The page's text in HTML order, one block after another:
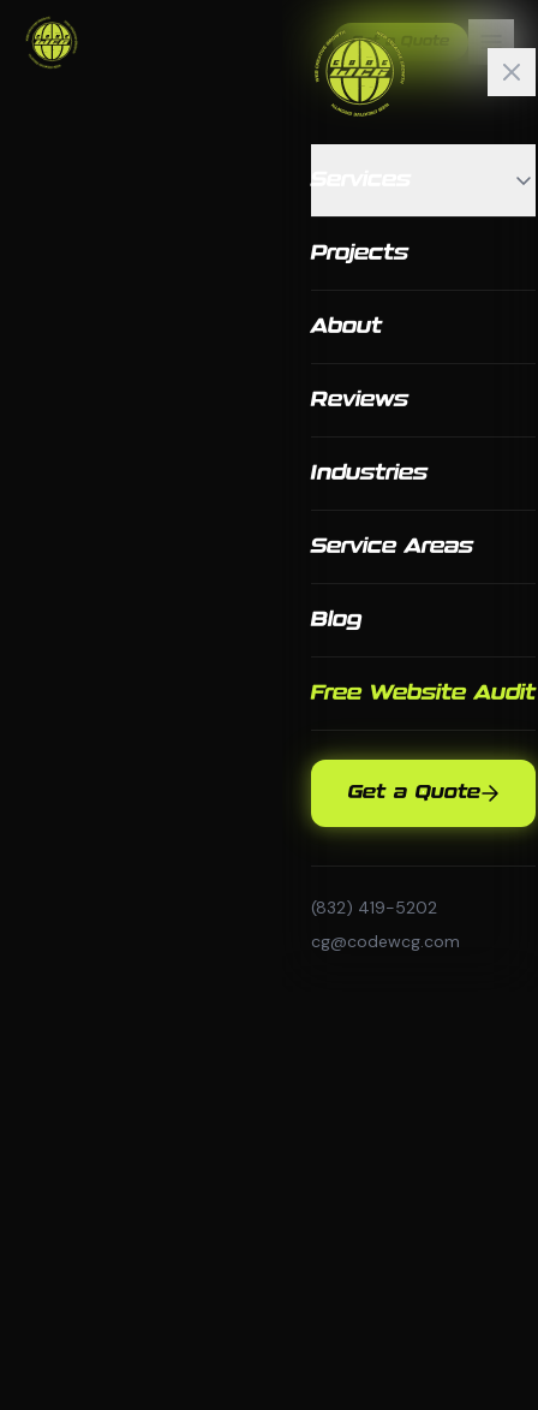
Get a Quote
Projects
About
Reviews
Industries
Service Areas
Blog
Free Website Audit
Get a Quote
(832) 419-5202
cg@codewcg.com